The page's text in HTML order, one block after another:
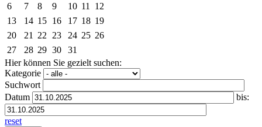
6
7 8 9 10 11
12
13
14 15 16 17 18 19
20
21 22 23 24 25 26
27
28 29 30
31
Hier können Sie gezielt suchen:
Kategorie
Suchwort
Datum
bis:
reset